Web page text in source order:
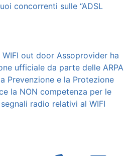
concorrenti sulle “ADSL
WIFI out door Assoprovider ha
ufficiale da parte delle ARPA
Prevenzione e la Protezione
la NON competenza per le
radio relativi al WIFI